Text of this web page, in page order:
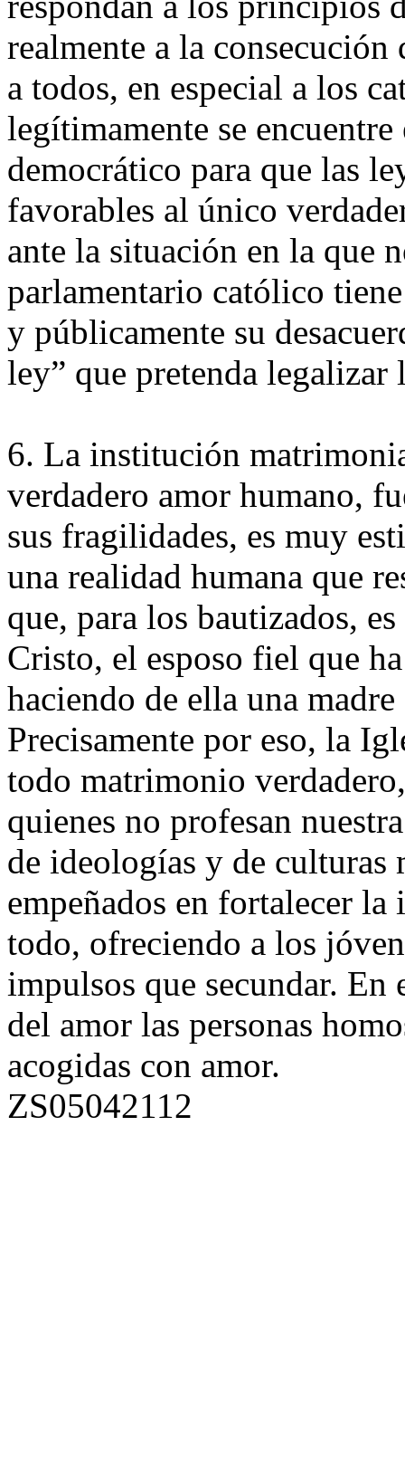
realmente a la
a todos, en especial a los
legítimamente se
democrático para que las
favorables al único
ante la situación en la que
parlamentario católico
y públicamente su
ley” que pretenda legalizar
6. La institución
verdadero amor humano,
sus fragilidades, es muy
una realidad humana que
que, para los bautizados,
Cristo, el esposo fiel que
haciendo de ella una
Precisamente por eso, la
todo matrimonio
quienes no profesan
de ideologías y de culturas
empeñados en fortalecer
todo, ofreciendo a los
impulsos que secundar.
del amor las personas
acogidas con amor.
ZS05042112